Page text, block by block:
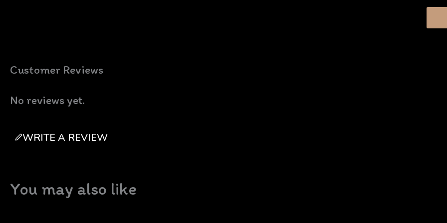
Customer Reviews
No reviews yet.
WRITE A REVIEW
You may also like